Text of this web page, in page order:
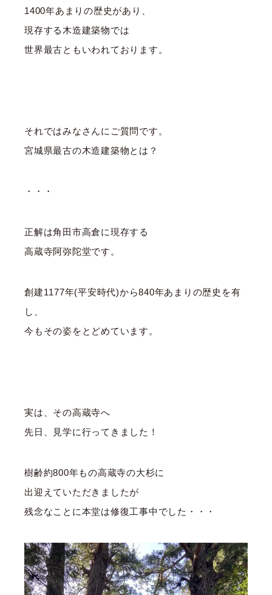
1400年あまりの歴史があり、
現存する木造建築物では
世界最古ともいわれております。
それではみなさんにご質問です。
宮城県最古の木造建築物とは？
・・・
正解は角田市高倉に現存する
高蔵寺阿弥陀堂です。
創建1177年(平安時代)から840年あまりの歴史を有
し、
今もその姿をとどめています。
実は、その高蔵寺へ
先日、見学に行ってきました！
樹齢約800年もの高蔵寺の大杉に
出迎えていただきましたが
残念なことに本堂は修復工事中でした・・・